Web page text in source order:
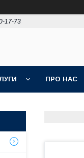
17-73
ПРО НАС